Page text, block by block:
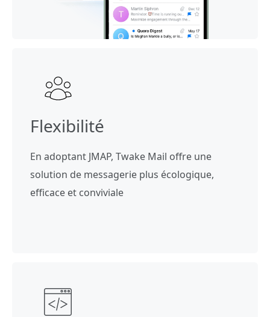
Flexibilité
En adoptant JMAP, Twake Mail offre une
solution de messagerie plus écologique,
efficace et conviviale